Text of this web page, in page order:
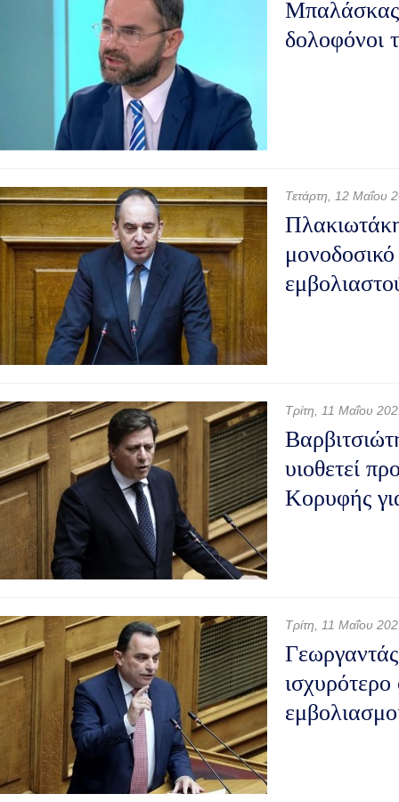
Μπαλάσκας
Τετάρτη, 12 Μαΐου
Τρίτη, 11 Μαΐου
υιοθετεί
Κορυφής
Τρίτη, 11 Μαΐου
ισχυρότερο